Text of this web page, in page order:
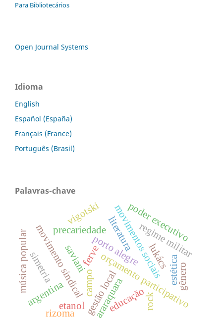
Para Bibliotecários
Open Journal Systems
Idioma
English
Español (España)
Français (France)
Português (Brasil)
Palavras-chave
precariedade movimentos sociais
movimento sindicalferve
poder executivo
orçamento participativo
gestão local
porto alegre
araraquara
argentina
regime militar
literatura
educação
estética
lukács
vigotski
saviani
música popular
rock
etanol
rizoma
simetria gênero
campo